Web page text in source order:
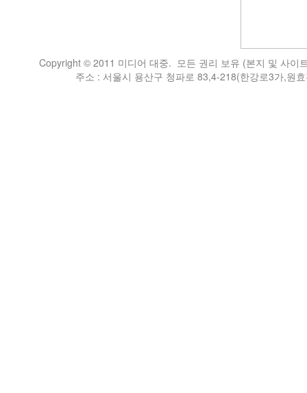
Copyright © 2011 미디어 대중. 모든 권리 보유 (본지 및 사이
주소 : 서울시 용산구 청파로 83,4-218(한강로3가,